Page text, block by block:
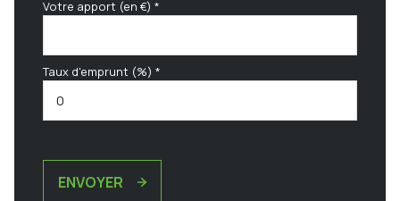
Votre apport (en €) *
Taux d'emprunt (%) *
ENVOYER